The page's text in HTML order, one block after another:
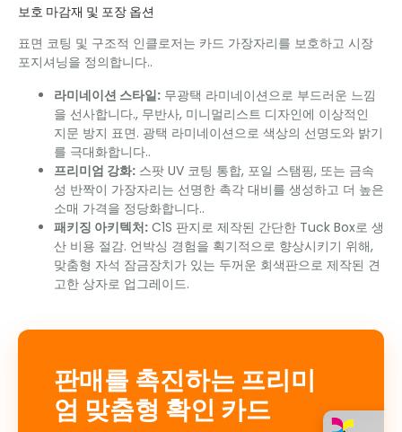
보호 마감재 및 포장 옵션
표면 코팅 및 구조적 인클로저는 카드 가장자리를 보호하고 시장
포지셔닝을 정의합니다..
라미네이션 스타일: 무광택 라미네이션으로 부드러운 느낌
을 선사합니다., 무반사, 미니멀리스트 디자인에 이상적인
지문 방지 표면. 광택 라미네이션으로 색상의 선명도와 밝기
를 극대화합니다..
프리미엄 강화: 스팟 UV 코팅 통합, 포일 스탬핑, 또는 금속
성 반짝이 가장자리는 선명한 촉각 대비를 생성하고 더 높은
소매 가격을 정당화합니다..
패키징 아키텍처: C1S 판지로 제작된 간단한 Tuck Box로 생
산 비용 절감. 언박싱 경험을 획기적으로 향상시키기 위해,
맞춤형 자석 잠금장치가 있는 두꺼운 회색판으로 제작된 견
고한 상자로 업그레이드.
판매를 촉진하는 프리미
엄 맞춤형 확인 카드